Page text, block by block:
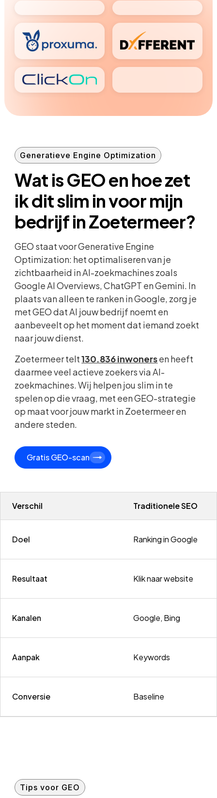
Verschil Traditionele SEO
Doel Ranking in Google
Resultaat Klik naar website
Kanalen Google, Bing
Aanpak Keywords
Conversie Baseline
Generatieve Engine Optimization
Wat is GEO en hoe zet
ik dit slim in voor mijn
bedrijf in Zoetermeer?
GEO staat voor Generative Engine
Optimization: het optimaliseren van je
zichtbaarheid in AI-zoekmachines zoals
Google AI Overviews, ChatGPT en Gemini. In
plaats van alleen te ranken in Google, zorg je
met GEO dat AI jouw bedrijf noemt en
aanbeveelt op het moment dat iemand zoekt
naar jouw dienst.
Zoetermeer telt130.836 inwonersen heeft
daarmee veel actieve zoekers via AI-
zoekmachines. Wij helpen jou slim in te
spelen op die vraag, met een GEO-strategie
op maat voor jouw markt in Zoetermeer en
andere steden.
Gratis GEO-scan
Tips voor GEO